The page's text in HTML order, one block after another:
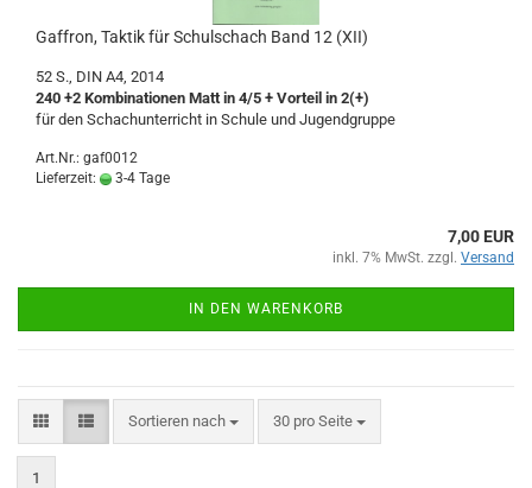
Gaffron, Taktik für Schulschach Band 12 (XII)
52 S., DIN A4, 2014
240 +2 Kombinationen Matt in 4/5 + Vorteil in 2(+)
für den Schachunterricht in Schule und Jugendgruppe
Art.Nr.: gaf0012
Lieferzeit:
3-4 Tage
7,00 EUR
inkl. 7% MwSt. zzgl. Versand
IN DEN WARENKORB
Sortieren nach
Sortieren nach 30 pro Seite
pro Seite
1